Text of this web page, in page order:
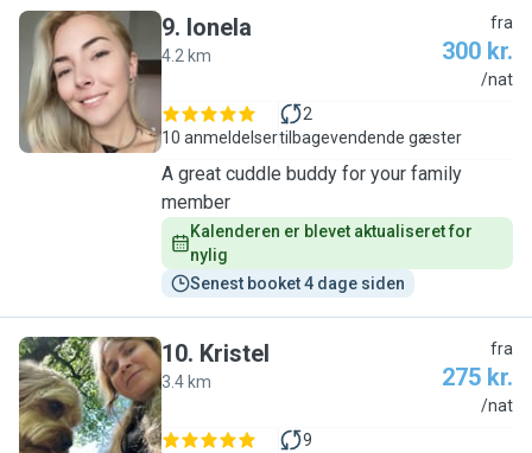
I
9. Ionela
4.2 km
fra
300 kr.
/nat
10 anmeldelser
2
tilbagevendende gæster
A great cuddle buddy for your family
member
Kalenderen er blevet aktualiseret for
nylig
Senest booket 4 dage siden
K
10. Kristel
3.4 km
fra
275 kr.
/nat
9